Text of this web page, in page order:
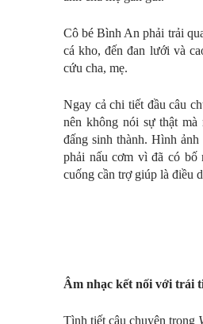
Cô bé Bình An phải trải
cá kho, đến đan lưới và
cứu cha, mẹ.
Ngay cả chi tiết đầu câu
nên không nói sự thật
đấng sinh thành. Hình
phải nấu cơm vì đã có bố
cuống cần trợ giúp là điều
Âm nhạc kết nối với trái
Tình tiết câu chuyện trong